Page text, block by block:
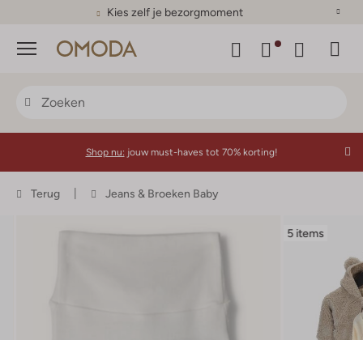
Kies zelf je bezorgmoment
Menu
Shop nu: jouw must-haves tot 70% korting!
Terug Jeans & Broeken Baby
5 items